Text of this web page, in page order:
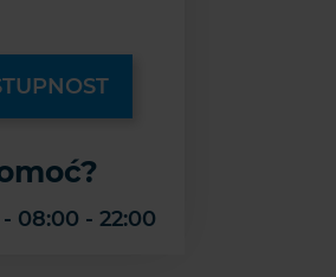
- 08:00 - 22:00